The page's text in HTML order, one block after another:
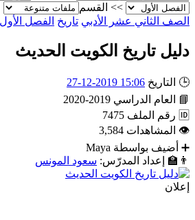
>>
القسم
الصف الثاني عشر الأدبي تاريخ الفصل الأول
دليل تاريخ الكويت الحديث
🕒 التاريخ 15:06 2019-12-27
📘
العام الدراسي 2019-2020
🆔 رقم الملف 7475
👁
المشاهدات 3,584
➕
أضيف بواسطة Maya
👨‍🏫
إعداد المدرّس: سعود المونس
إعلان